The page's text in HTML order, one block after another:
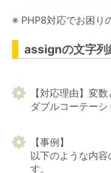
※ PHP8対応でお困り
assignの文字列
【対応理由】変
ダブルコーテー
【事例】
以下のような内
す。